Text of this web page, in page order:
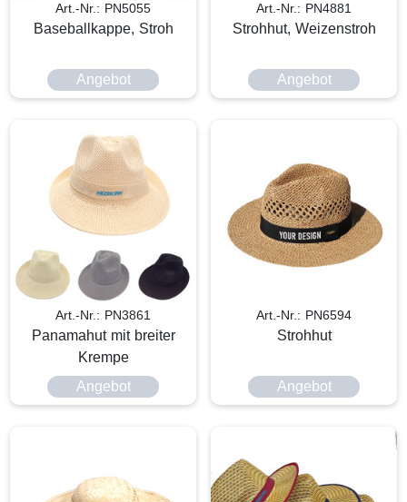
Art.-Nr.: PN5055
Baseballkappe, Stroh
Angebot
Art.-Nr.: PN4881
Strohhut, Weizenstroh
Angebot
Art.-Nr.: PN3861
Panamahut mit breiter
Krempe
Angebot
Art.-Nr.: PN6594
Strohhut
Angebot